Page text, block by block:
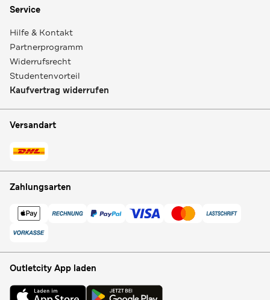
Service
Hilfe & Kontakt
Partnerprogramm
Widerrufsrecht
Studentenvorteil
Kaufvertrag widerrufen
Versandart
Zahlungsarten
Outletcity App laden